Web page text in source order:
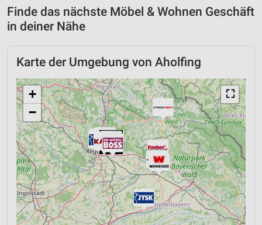
Finde das nächste Möbel & Wohnen Geschäft
in deiner Nähe
Karte der Umgebung von Aholfing
⛶
+
−